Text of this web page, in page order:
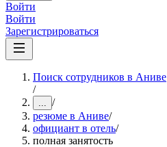
Войти
Войти
Зарегистрироваться
Поиск сотрудников в Аниве
/
... /
резюме в Аниве/
официант в отель/
полная занятость